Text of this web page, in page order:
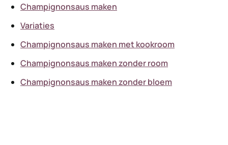
Champignonsaus maken
Variaties
Champignonsaus maken met kookroom
Champignonsaus maken zonder room
Champignonsaus maken zonder bloem